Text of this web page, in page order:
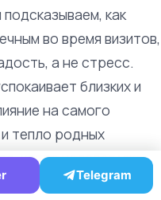
как
во время визитов,
а не стресс.
близких и
на самого
тепло родных
когда человек уже
Telegram